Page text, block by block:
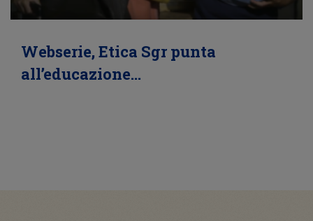
Webserie, Etica Sgr punta
all’educazione…